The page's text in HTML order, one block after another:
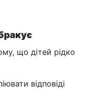
що дітей рідко
відповіді